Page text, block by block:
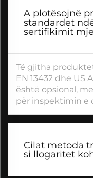
A plotësojnë
standardet
sertifikimit
Të gjitha
EN 13432 dhe US
është opsional,
për inspektimin e
Cilat metoda
si llogaritet